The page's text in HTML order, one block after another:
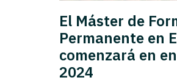
El Máster de
Permanente en
comenzará en
2024